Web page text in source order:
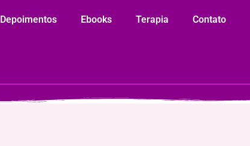
Depoimentos Ebooks Terapia Contato